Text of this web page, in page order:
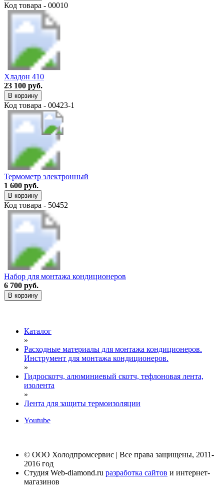
Код товара - 00010
Хладон 410
23 100 руб.
В корзину
Код товара - 00423-1
Термометр электронный
1 600 руб.
В корзину
Код товара - 50452
Набор для монтажа кондиционеров
6 700 руб.
В корзину
Каталог
»
Расходные материалы для монтажа кондиционеров.
Инструмент для монтажа кондиционеров.
»
Гидроскотч, алюминиевый скотч, тефлоновая лента,
изолента
»
Лента для защиты термоизоляции
Youtube
© ООО Холодпромсервис | Все права защищены, 2011-
2016 год
Студия Web-diamond.ru разработка сайтов и интернет-
магазинов